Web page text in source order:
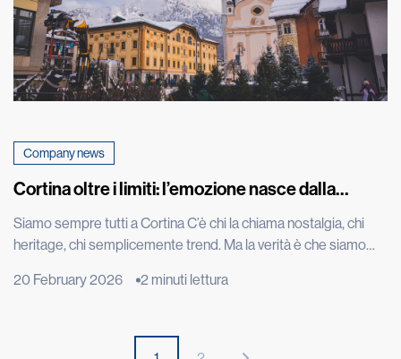
Company news
Cortina oltre i limiti: l’emozione nasce dalla
Siamo sempre tutti a Cortina C’è chi la chiama nostalgia, chi
heritage, chi semplicemente trend. Ma la verità è che siamo
fa, quando Kristian Ghedina, rockstar della discesa libera che
20 February 2026 2 minuti lettura